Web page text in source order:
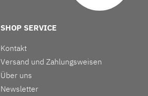
SHOP SERVICE
Kontakt
Versand und Zahlungsweisen
Über uns
Newsletter